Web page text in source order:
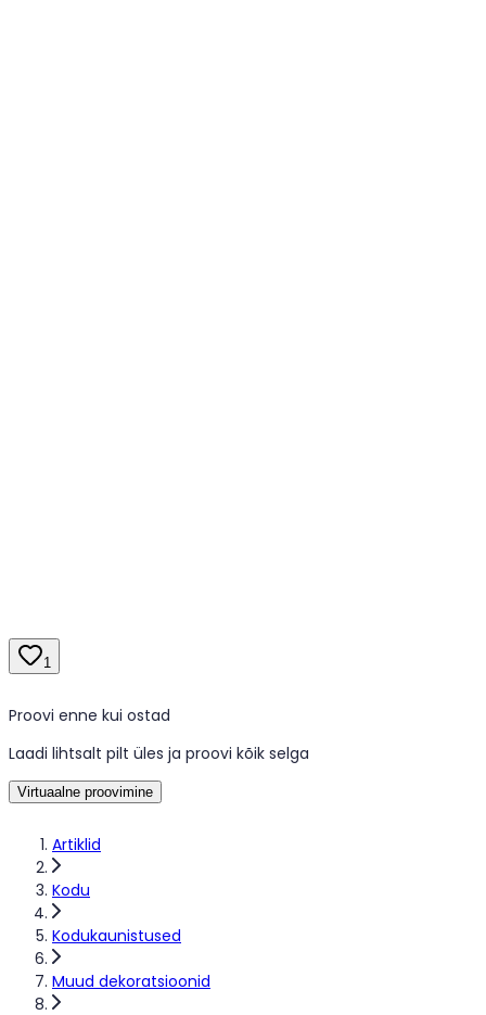
Artiklid
Kodu
Kodukaunistused
Muud dekoratsioonid
1
Proovi enne kui ostad
Laadi lihtsalt pilt üles ja proovi kõik selga
Virtuaalne proovimine